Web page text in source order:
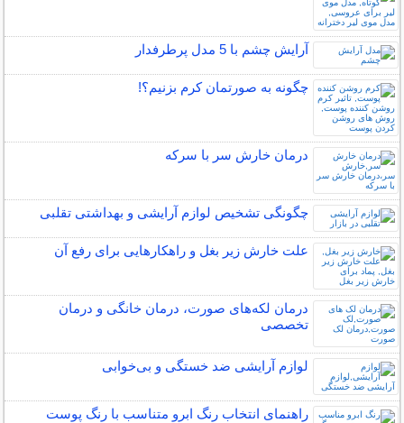
آرایش چشم با 5 مدل پرطرفدار
چگونه به صورتمان کرم بزنیم؟!
درمان خارش سر با سرکه
چگونگی تشخیص لوازم آرایشی و بهداشتی تقلبی
علت خارش زیر بغل و راهکارهایی برای رفع آن
درمان لکه‌های صورت، درمان خانگی و درمان
تخصصی
لوازم آرایشی ضد خستگی و بی‌خوابی
راهنمای انتخاب رنگ ابرو متناسب با رنگ پوست